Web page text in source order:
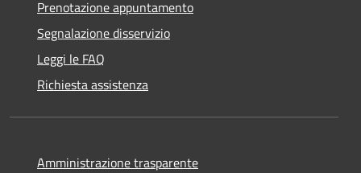
Prenotazione appuntamento
Segnalazione disservizio
Leggi le FAQ
Richiesta assistenza
Amministrazione trasparente